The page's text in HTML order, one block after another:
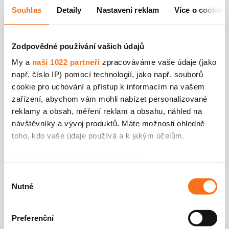
Souhlas Detaily Nastavení reklam Více o cookies
Zodpovědné používání vašich údajů
My a naši 1022 partneři zpracováváme vaše údaje (jako
např. číslo IP) pomocí technologií, jako např. souborů
cookie pro uchování a přístup k informacím na vašem
zařízení, abychom vám mohli nabízet personalizované
reklamy a obsah, měření reklam a obsahu, náhled na
návštěvníky a vývoj produktů. Máte možnosti ohledně
toho, kdo vaše údaje používá a k jakým účelům.
poloze, které mohou být přesné na několik metrů
skenování pro konkrétní charakteristiky (otisk prstu)
Zjistěte více o tom, jak zpracováváme vaše osobní
souhlasu
Nutné
Preferenční
Hned po odběru je možné určit jejich počet a zralost.
4. Odběr spermií
Termín odběru spermií, který běžně probíhá ve stejný
den jako mimotělní oplodnění, se stanovuje při
partnerčině posledním ultrazvuku během stimulace
vaječníků.
dostane nádobku na sperma a provede odběr spermatu
masturbací. Pokud partner nemá možnost navštívit